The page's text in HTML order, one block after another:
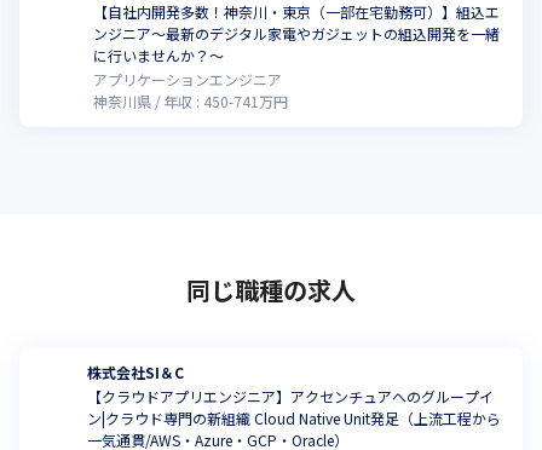
【自社内開発多数！神奈川・東京（一部在宅勤務可）】組込エ
ンジニア～最新のデジタル家電やガジェットの組込開発を一緒
に行いませんか？～
アプリケーションエンジニア
神奈川県
年収 : 450-741 万円
同じ職種の求人
株式会社SI＆C
【クラウドアプリエンジニア】アクセンチュアへのグループイ
ン|クラウド専門の新組織 Cloud Native Unit発足（上流工程から
一気通貫/AWS・Azure・GCP・Oracle）